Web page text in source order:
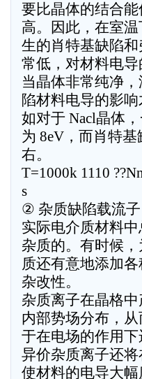
要比晶体的结合
高。因此，在室
生的肖特基缺陷
常低，对材料电
当晶体非常纯净
陷材料电导的影
如对于 Nacl晶体
为 8eV，而肖特
右。
T=1000k 1110
s
② 杂质缺陷载流子
实际电介质材料
杂质的。有时候
质还有意地添加
杂改性。
杂质离子在晶格
内部势场分布，
于在电场的作用
异价杂质离子还
使材料的电导大幅